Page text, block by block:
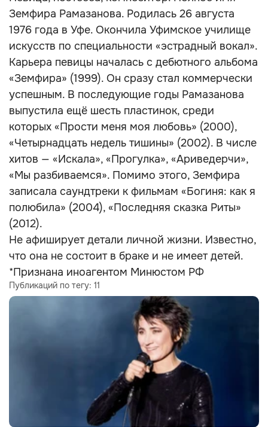
Земфира Рамазанова. Родилась 26 августа
1976 года в Уфе. Окончила Уфимское училище
искусств по специальности «эстрадный вокал».
Карьера певицы началась с дебютного альбома
«Земфира» (1999). Он сразу стал коммерчески
успешным. В последующие годы Рамазанова
выпустила ещё шесть пластинок, среди
которых «Прости меня моя любовь» (2000),
«Четырнадцать недель тишины» (2002). В числе
хитов — «Искала», «Прогулка», «Ариведерчи»,
«Мы разбиваемся». Помимо этого, Земфира
записала саундтреки к фильмам «Богиня: как я
полюбила» (2004), «Последняя сказка Риты»
(2012).
Не афиширует детали личной жизни. Известно,
что она не состоит в браке и не имеет детей.
*Признана иноагентом Минюстом РФ
Публикаций по тегу: 11